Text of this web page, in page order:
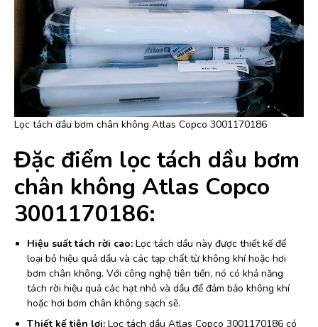
Lọc tách dầu bơm chân không Atlas Copco 3001170186
Đặc điểm lọc tách dầu bơm
chân không Atlas Copco
3001170186:
Hiệu suất tách rời cao: Lọc tách dầu này được thiết kế để
loại bỏ hiệu quả dầu và các tạp chất từ không khí hoặc hơi
bơm chân không. Với công nghệ tiên tiến, nó có khả năng
tách rời hiệu quả các hạt nhỏ và dầu để đảm bảo không khí
hoặc hơi bơm chân không sạch sẽ.
Thiết kế tiện lợi: Lọc tách dầu Atlas Copco 3001170186 có